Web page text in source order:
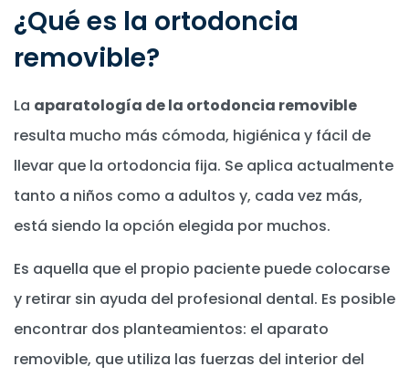
¿Qué es la ortodoncia
removible?
La aparatología de la ortodoncia removible
resulta mucho más cómoda, higiénica y fácil de
llevar que la ortodoncia fija. Se aplica actualmente
tanto a niños como a adultos y, cada vez más,
está siendo la opción elegida por muchos.
Es aquella que el propio paciente puede colocarse
y retirar sin ayuda del profesional dental. Es posible
encontrar dos planteamientos: el aparato
removible, que utiliza las fuerzas del interior del